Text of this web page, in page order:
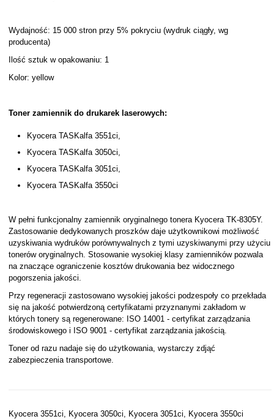
Wydajność: 15 000 stron przy 5% pokryciu (wydruk ciągły, wg
producenta)
Ilość sztuk w opakowaniu: 1
Kolor: yellow
Toner zamiennik do drukarek laserowych:
Kyocera TASKalfa 3551ci,
Kyocera TASKalfa 3050ci,
Kyocera TASKalfa 3051ci,
Kyocera TASKalfa 3550ci
W pełni funkcjonalny zamiennik oryginalnego tonera Kyocera TK-8305Y.
Zastosowanie dedykowanych proszków daje użytkownikowi możliwość
uzyskiwania wydruków porównywalnych z tymi uzyskiwanymi przy użyciu
tonerów oryginalnych. Stosowanie wysokiej klasy zamienników pozwala
na znaczące ograniczenie kosztów drukowania bez widocznego
pogorszenia jakości.
Przy regeneracji zastosowano wysokiej jakości podzespoły co przekłada
się na jakość potwierdzoną certyfikatami przyznanymi zakładom w
których tonery są regenerowane: ISO 14001 - certyfikat zarządzania
środowiskowego i ISO 9001 - certyfikat zarządzania jakością.
Toner od razu nadaje się do użytkowania, wystarczy zdjąć
zabezpieczenia transportowe.
Kyocera 3551ci, Kyocera 3050ci, Kyocera 3051ci, Kyocera 3550ci